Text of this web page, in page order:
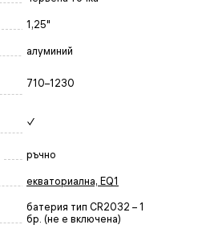
1,25"
алуминий
710–1230
✓
ръчно
екваториална, EQ1
батерия тип CR2032 – 1
бр. (не е включена)